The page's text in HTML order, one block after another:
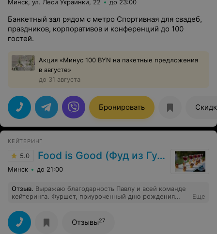
Минск, ул. Леси Украинки, 22 до 23:00
Банкетный зал рядом с метро Спортивная для свадеб,
праздников, корпоративов и конференций до 100
гостей.
Акция «Минус 100 BYN на пакетные предложения
в августе»
до 31 августа
Бронировать
КЕЙТЕРИНГ
5.0 Food is Good (Фуд из Гуд)
Минск до 21:00
Отзыв. Выражаю благодарность Павлу и всей команде
кейтеринга. Фуршет, приуроченный дню рождения
интересное сочетание продуктов и соусов. При
обсуждении корпоратива сотрудники отметили
внимательных и аккуратных официантов. Все было
Еще
Отзывы27